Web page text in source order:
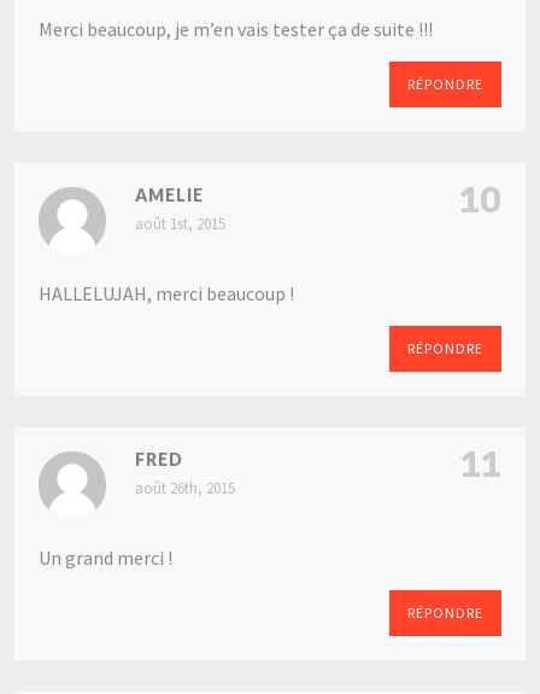
Merci beaucoup, je m’en vais tester ça de suite !!!
RÉPONDRE
AMELIE
août 1st, 2015
HALLELUJAH, merci beaucoup !
RÉPONDRE
10
FRED
août 26th, 2015
Un grand merci !
RÉPONDRE
11